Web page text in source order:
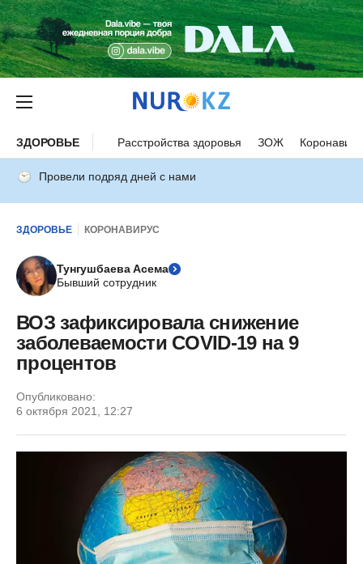
ЗДОРОВЬЕ Расстройства здоровья ЗОЖ
Провели подряд дней с нами
ЗДОРОВЬЕ КОРОНАВИРУС
Тунгушбаева Асема
Бывший сотрудник
ВОЗ зафиксировала снижение
заболеваемости COVID-19 на 9
процентов
Опубликовано:
6 октября 2021, 12:27